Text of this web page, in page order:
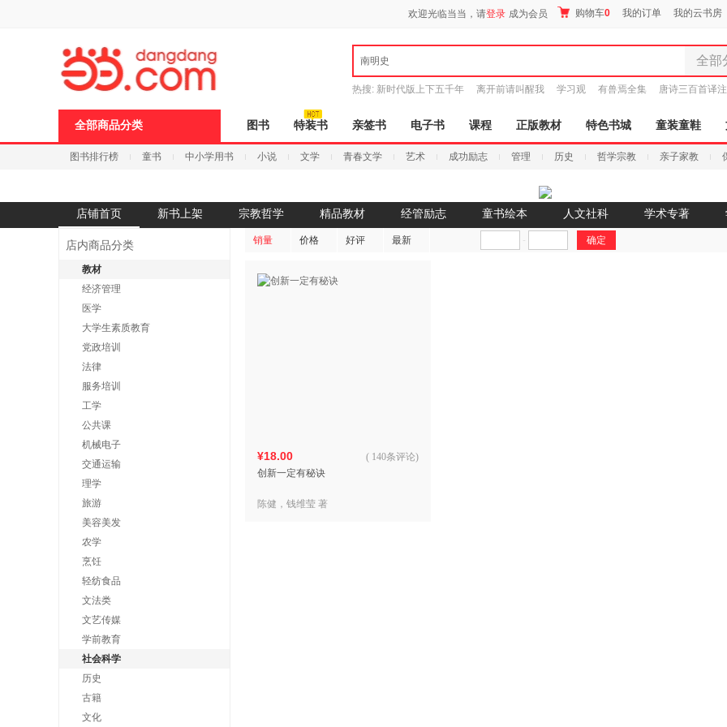
欢迎光临当当，请登录 成为会员 购物车0 我的订单 我的云书房
南明史 全部
全部分
图书
电子书
音像
时尚
母婴用
热搜: 新时代版上下五千年 离开前请叫醒我 学习观 有兽焉全集 唐诗三百首译注
全部商品分类 图书 特装书 亲签书 电子书 课程 正版教材 特色书城 童装童鞋
图书排行榜 童书 中小学用书 小说 文学 青春文学 艺术 成功励志 管理 历史 哲学宗教 亲子家教
店铺首页 新书上架 宗教哲学 精品教材 经管励志 童书绘本 人文社科 学术专著
店内商品分类
教材
经济管理
医学
大学生素质教育
党政培训
法律
服务培训
工学
公共课
机械电子
交通运输
理学
旅游
美容美发
农学
烹饪
轻纺食品
文法类
文艺传媒
学前教育
社会科学
历史
古籍
文化
销量 价格 好评 最新
¥18.00
创新一定有秘诀
( 140条评论)
陈健，钱维莹 著
页
浪